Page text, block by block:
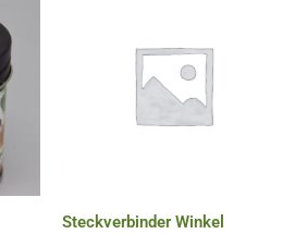
Steckverbinder Winkel